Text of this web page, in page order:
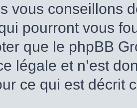
vous conseillons
pourront vous
que le phpBB
légale et n’est
ce qui est décrit